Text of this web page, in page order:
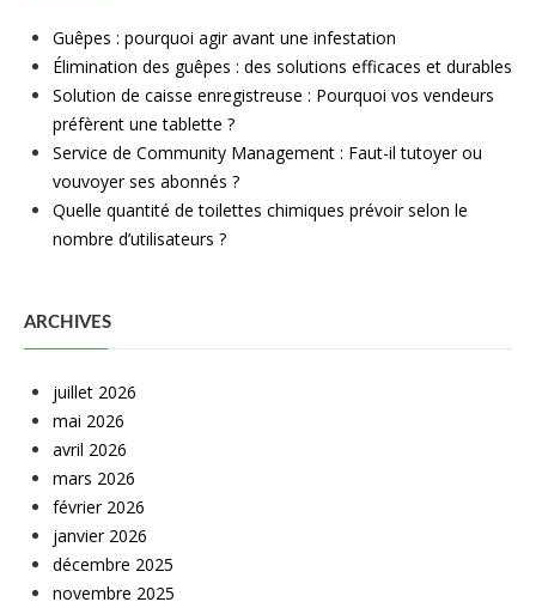
Guêpes : pourquoi agir avant une infestation
Élimination des guêpes : des solutions efficaces et durables
Solution de caisse enregistreuse : Pourquoi vos vendeurs
préfèrent une tablette ?
Service de Community Management : Faut-il tutoyer ou
vouvoyer ses abonnés ?
Quelle quantité de toilettes chimiques prévoir selon le
nombre d’utilisateurs ?
ARCHIVES
juillet 2026
mai 2026
avril 2026
mars 2026
février 2026
janvier 2026
décembre 2025
novembre 2025